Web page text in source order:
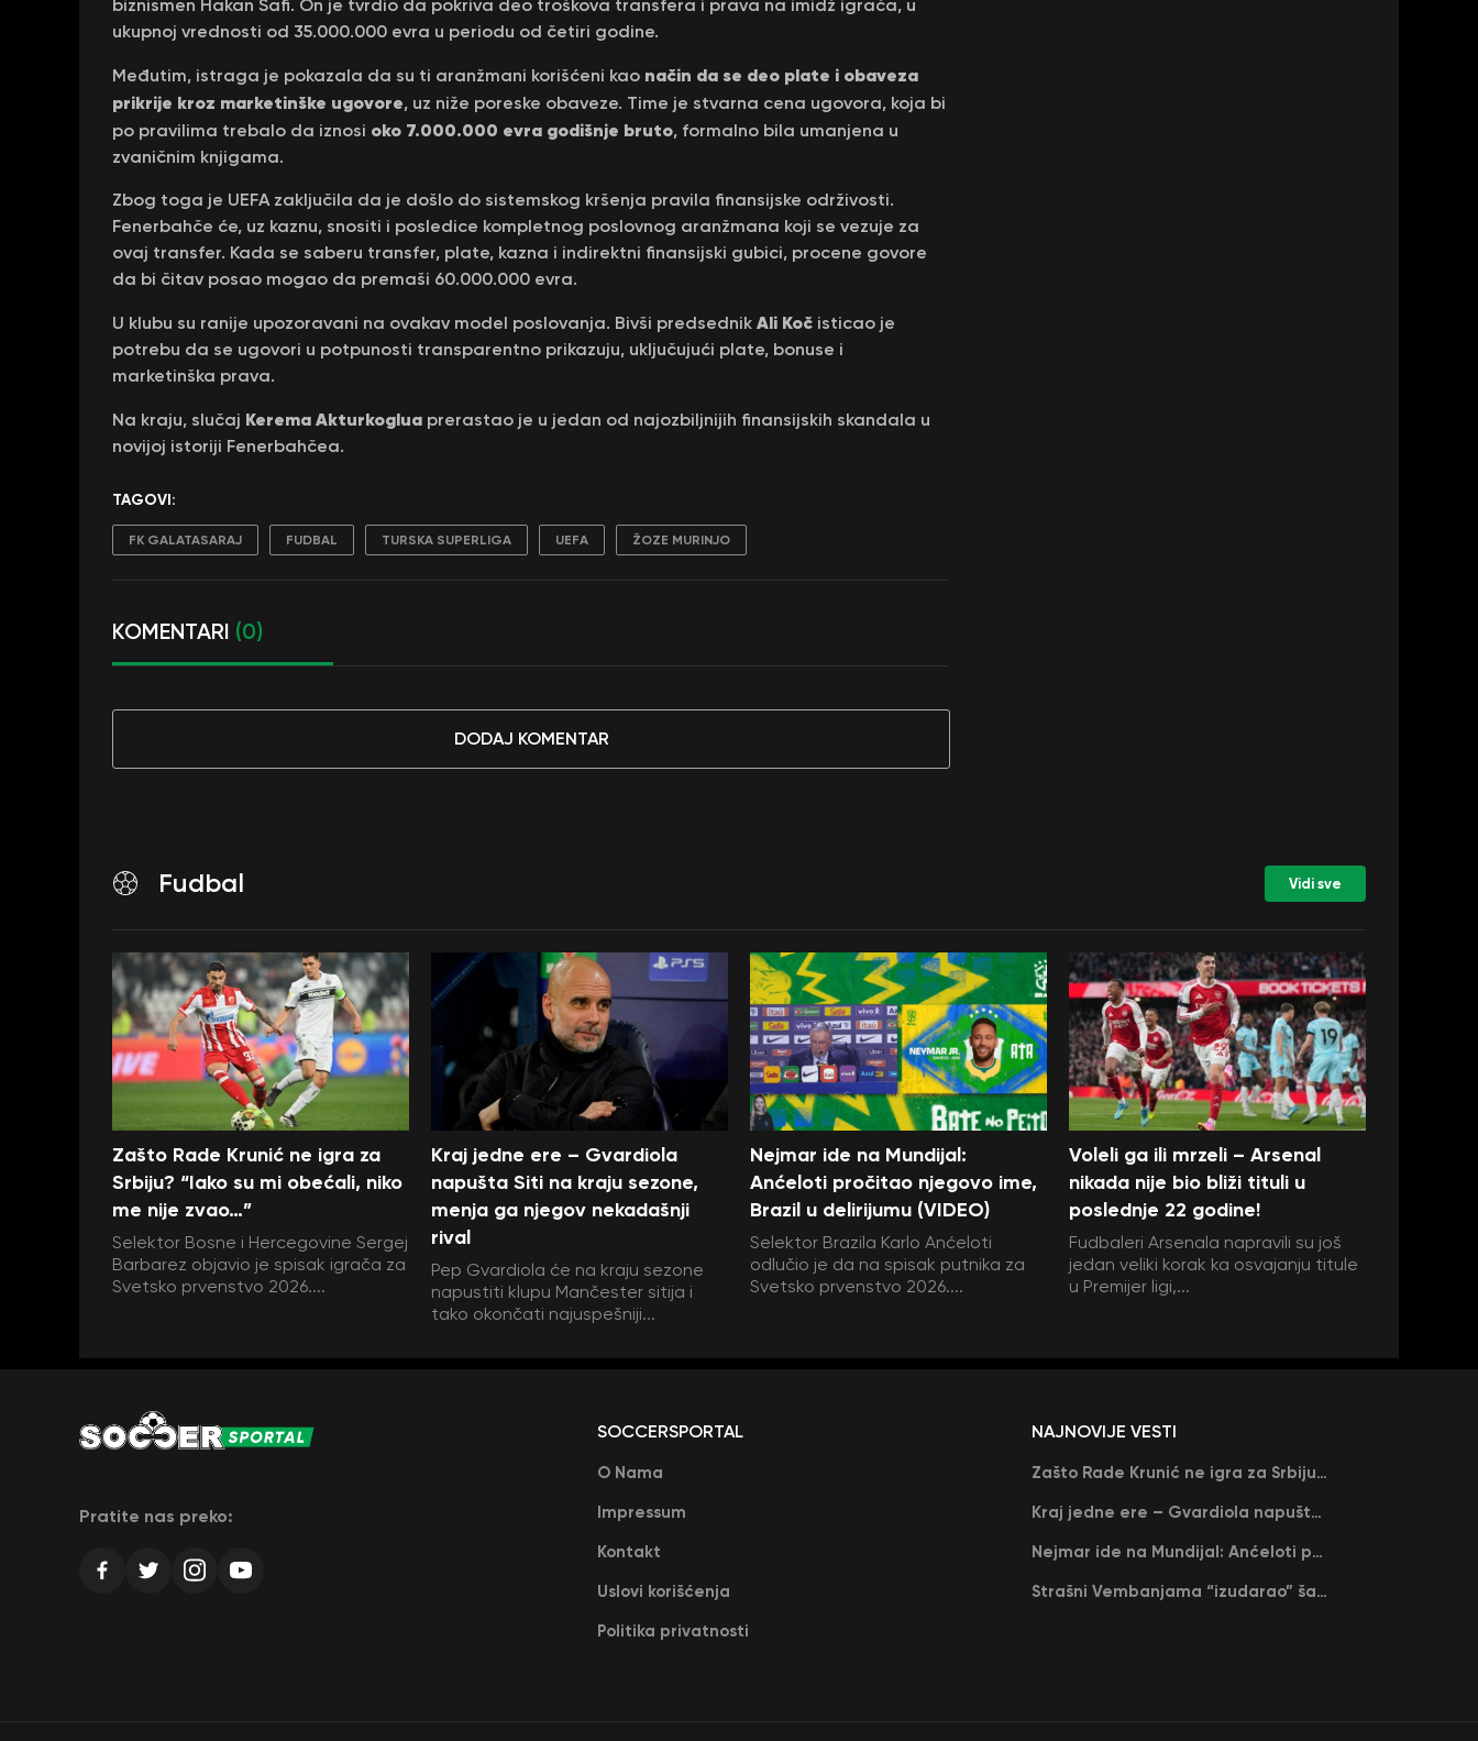
biznismen Hakan Safi. On je tvrdio da pokriva deo troškova transfera i prava na imidž igrača, u
ukupnoj vrednosti od 35.000.000 evra u periodu od četiri godine.
Međutim, istraga je pokazala da su ti aranžmani korišćeni kao način da se deo plate i obaveza
prikrije kroz marketinške ugovore, uz niže poreske obaveze. Time je stvarna cena ugovora, koja bi
po pravilima trebalo da iznosi oko 7.000.000 evra godišnje bruto, formalno bila umanjena u
zvaničnim knjigama.
Zbog toga je UEFA zaključila da je došlo do sistemskog kršenja pravila finansijske održivosti.
Fenerbahče će, uz kaznu, snositi i posledice kompletnog poslovnog aranžmana koji se vezuje za
ovaj transfer. Kada se saberu transfer, plate, kazna i indirektni finansijski gubici, procene govore
da bi čitav posao mogao da premaši 60.000.000 evra.
U klubu su ranije upozoravani na ovakav model poslovanja. Bivši predsednik Ali Koč isticao je
potrebu da se ugovori u potpunosti transparentno prikazuju, uključujući plate, bonuse i
marketinška prava.
Na kraju, slučaj Kerema Akturkoglua prerastao je u jedan od najozbiljnijih finansijskih skandala u
novijoj istoriji Fenerbahčea.
TAGOVI:
FK GALATASARAJ FUDBAL TURSKA SUPERLIGA UEFA ŽOZE MURINJO
KOMENTARI (0)
DODAJ KOMENTAR
Fudbal Vidi sve
Zašto Rade Krunić ne igra za
Srbiju? “Iako su mi obećali, niko
me nije zvao…”
Selektor Bosne i Hercegovine Sergej
Barbarez objavio je spisak igrača za
Svetsko prvenstvo 2026....
Kraj jedne ere – Gvardiola
napušta Siti na kraju sezone,
menja ga njegov nekadašnji
rival
Pep Gvardiola će na kraju sezone
napustiti klupu Mančester sitija i
tako okončati najuspešniji...
Nejmar ide na Mundijal:
Anćeloti pročitao njegovo ime,
Brazil u delirijumu (VIDEO)
Selektor Brazila Karlo Anćeloti
odlučio je da na spisak putnika za
Svetsko prvenstvo 2026....
Voleli ga ili mrzeli – Arsenal
nikada nije bio bliži tituli u
poslednje 22 godine!
Fudbaleri Arsenala napravili su još
jedan veliki korak ka osvajanju titule
u Premijer ligi,...
Pratite nas preko:
SOCCERSPORTAL
O Nama
Impressum
Kontakt
Uslovi korišćenja
Politika privatnosti
NAJNOVIJE VESTI
Zašto Rade Krunić ne igra za Srbiju? “Iako su mi obećali, niko me nije zvao…”
Kraj jedne ere – Gvardiola napušta Siti na kraju sezone, menja ga njegov nekadašnji rival
Nejmar ide na Mundijal: Anćeloti pročitao njegovo ime, Brazil u delirijumu (VIDEO)
Strašni Vembanjama “izudarao” šampiona za brejk: San Antonio poveo protiv Oklahome